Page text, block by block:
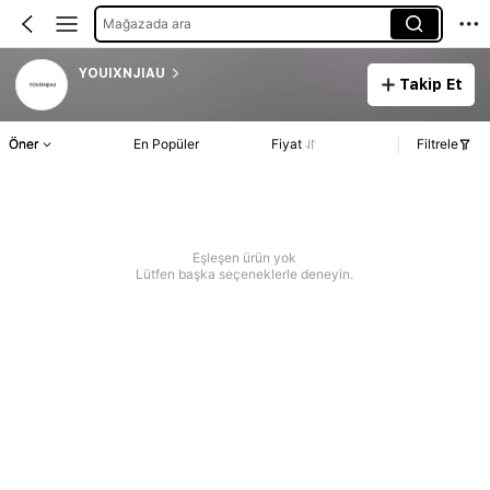
Mağazada ara
YOUIXNJIAU
Takip Et
Öner En Popüler Fiyat Filtrele
Eşleşen ürün yok
Lütfen başka seçeneklerle deneyin.